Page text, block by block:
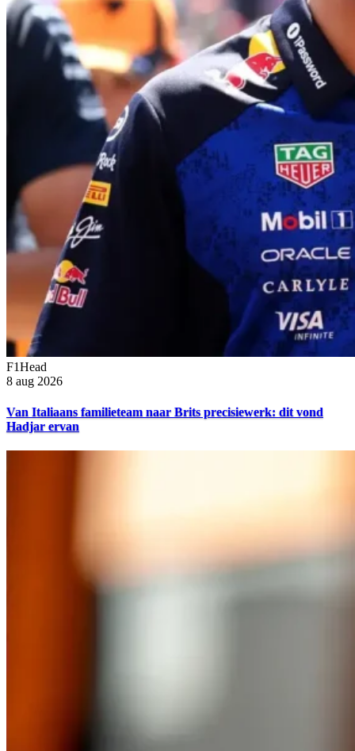
F1Head
8 aug 2026
Van Italiaans familieteam naar Brits precisiewerk: dit vond
Hadjar ervan